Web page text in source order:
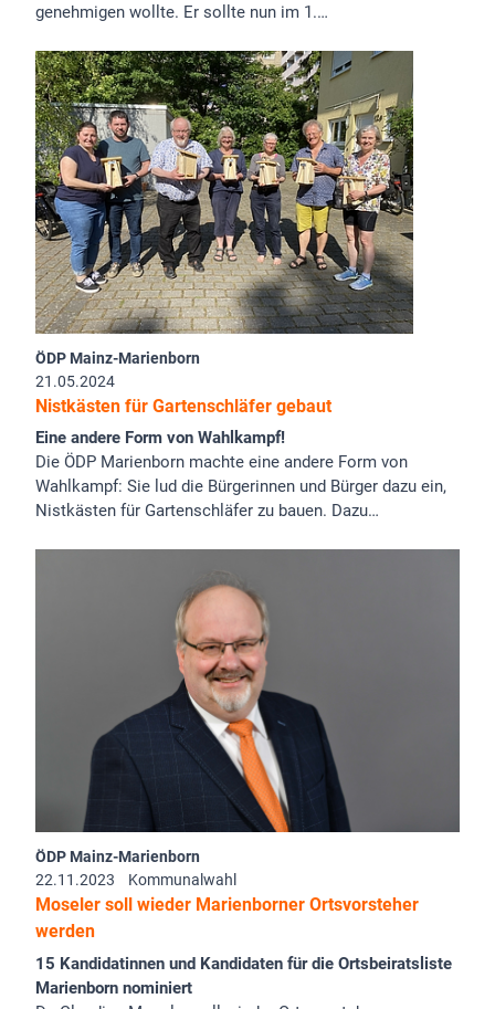
genehmigen wollte. Er sollte nun im 1.…
ÖDP Mainz-Marienborn
21.05.2024
Nistkästen für Gartenschläfer gebaut
Eine andere Form von Wahlkampf!
Die ÖDP Marienborn machte eine andere Form von
Wahlkampf: Sie lud die Bürgerinnen und Bürger dazu ein,
Nistkästen für Gartenschläfer zu bauen. Dazu…
ÖDP Mainz-Marienborn
22.11.2023
Kommunalwahl
Moseler soll wieder Marienborner Ortsvorsteher
werden
15 Kandidatinnen und Kandidaten für die Ortsbeiratsliste
Marienborn nominiert